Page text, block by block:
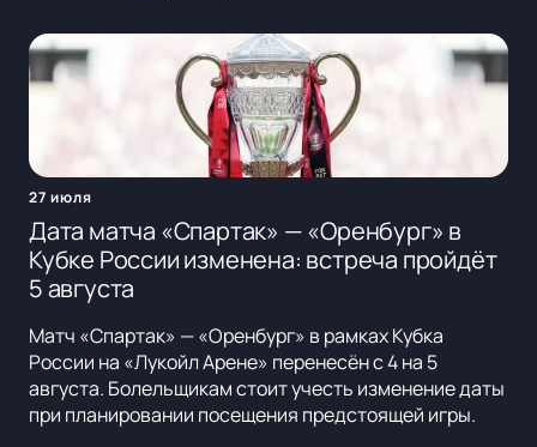
27 июля
Дата матча «Спартак» — «Оренбург» в
Кубке России изменена: встреча пройдёт
5 августа
Матч «Спартак» — «Оренбург» в рамках Кубка
России на «Лукойл Арене» перенесён с 4 на 5
августа. Болельщикам стоит учесть изменение даты
при планировании посещения предстоящей игры.